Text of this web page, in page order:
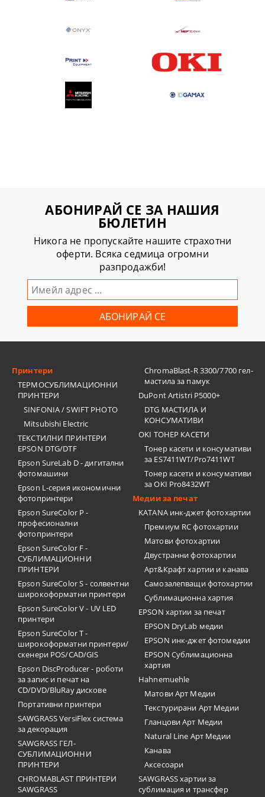
АБОНИРАЙ СЕ ЗА НАШИЯ
БЮЛЕТИН
Никога не пропускайте нашите страхотни
оферти. Всяка седмица огромни
разпродажби!
Принтери
ТЕРМОСУБЛИМАЦИОННИ
ПРИНТЕРИ
SINFONIA / SWIFT PHOTO
Mitsubishi Electric
ТЕКСТИЛНИ ПРИНТЕРИ
EPSON DTG/DTF
Epson SureLab D - дигитални
фотомашини
Epson L-серия икономични
фотопринтери
Epson SureColor P -
професионални
фотопринтери
Epson SureColor F -
СУБЛИМАЦИОННИ
ПРИНТЕРИ
Epson SureColor S - солвентни
широкоформатни принтери
Epson SureColor V - UV LED
принтери
Epson SureColor T -
широкоформатни принтери/
скенери POS/CAD/GIS
Epson DiscProducer - роботи
за запис и печат на
CD/DVD/BluRay дискове
Портативни принтери
SAWGRASS VersiFlex система
за декорация
SAWGRASS ГЕЛ-
СУБЛИМАЦИОННИ
ПРИНТЕРИ
CHROMABLAST ПРИНТЕРИ
SAWGRASS
ChromaBlast-R 3300/7700 гел-
мастила за памук
DuPont Artistri P5000+
DTG МАСТИЛА И
КОНСУМАТИВИ
OKI ТОНЕР КАСЕТИ
Тонер касети и консумативи
за ES7411WT/Pro7411WT
Тонер касети и консумативи
за OKI Pro8432WT
Медии за печат
KATANA инк-джет фотохартии
Премиум RC фотохартии
Матови фотохартии
Двустранни фотохартии
Арт&Крафт хартии и канава
Самозалепващи фотохартии
Сублимационна хартия
EPSON хартии за печат
EPSON DryLab медии
EPSON инк-джет фотомедии
EPSON Сублимационна
хартия
Hahnemuehle
Матови Арт Медии
Текстурирани Арт Медии
Гланцови Арт Медии
Natural Line Арт Медии
Канава
Аксесоари
SAWGRASS хартии за
сублимация и трансфер